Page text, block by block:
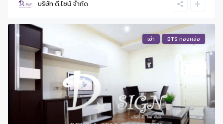
บริษัท ดี.ไซน์ จํากัด
เช่า BTS ทองหล่อ